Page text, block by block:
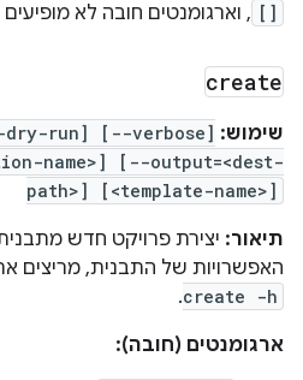
[] , וארגומנטים חובה לא
create
שימוש: run] [--verbose]
name>] [--output=<dest-
path>] [<template-name>]
תיאור: יצירת פרויקט חדש
האפשרויות של התבנית, מריצים
create -h
.
ארגומנטים (חובה):